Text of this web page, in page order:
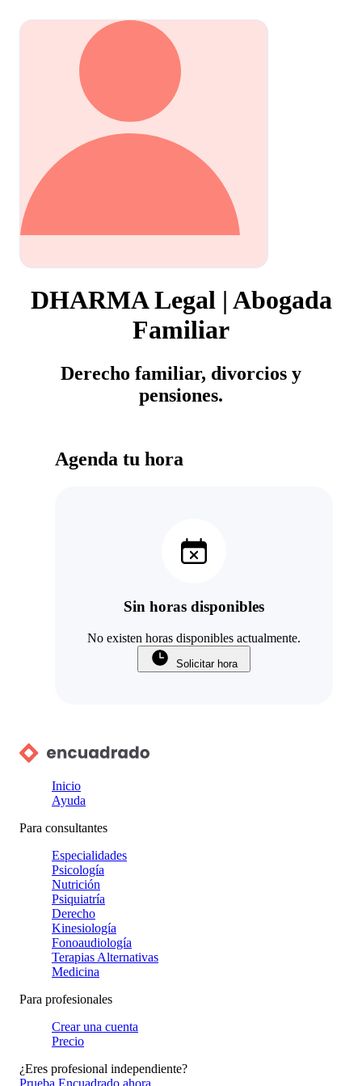
DHARMA Legal | Abogada
Familiar
Derecho familiar, divorcios y
pensiones.
Agenda tu hora
Sin horas disponibles
No existen horas disponibles actualmente.
Solicitar hora
Inicio
Ayuda
Para consultantes
Especialidades
Psicología
Nutrición
Psiquiatría
Derecho
Kinesiología
Fonoaudiología
Terapias Alternativas
Medicina
Para profesionales
Crear una cuenta
Precio
¿Eres profesional independiente?